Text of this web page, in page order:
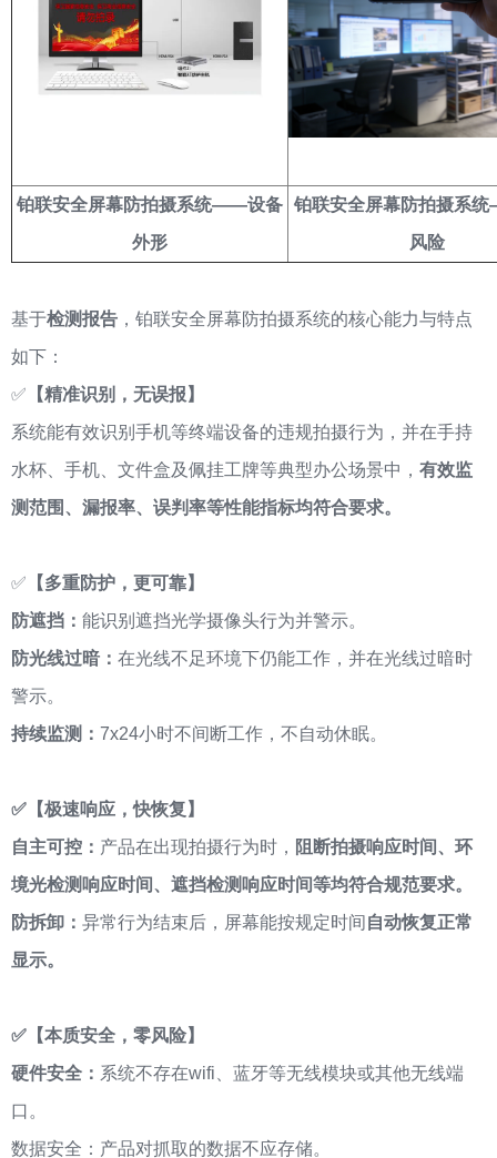
铂联安全屏幕防拍摄系统——设备
外形
铂联安全屏幕防拍摄系
风险
基于检测报告 ，铂联安全屏幕防拍摄系统的核心能力与特点
如下：
✅ 【精准识别，无误报】
系统能有效识别手机等终端设备的违规拍摄行为，并在手持
水杯、手机、文件盒及佩挂工牌等典型办公场景中， 有效监
测范围、漏报率、误判率等性能指标均符合要求。
✅ 【多重防护，更可靠】
防遮挡： 能识别遮挡光学摄像头行为并警示。
防光线过暗： 在光线不足环境下仍能工作，并在光线过暗时
警示。
持续监测： 7x24小时不间断工作，不自动休眠。
✅【极速响应，快恢复】
自主可控： 产品在出现拍摄行为时， 阻断拍摄响应时间、环
境光检测响应时间、遮挡检测响应时间等均符合规范要求。
防拆卸： 异常行为结束后，屏幕能按规定时间 自动恢复正常
显示。
✅【本质安全，零风险】
硬件安全： 系统不存在wifi、蓝牙等无线模块或其他无线端
口。
数据安全：产品对抓取的数据不应存储。